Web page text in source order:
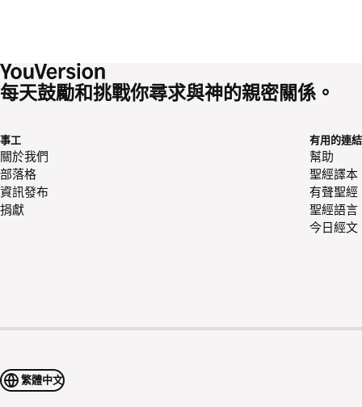
每天鼓勵和挑戰你尋求與神的親密關係。
事工
關於我們
部落格
資訊發布
捐獻
有用的連結
幫助
聖經譯本
有聲聖經
聖經語言
今日經文
繁體中文